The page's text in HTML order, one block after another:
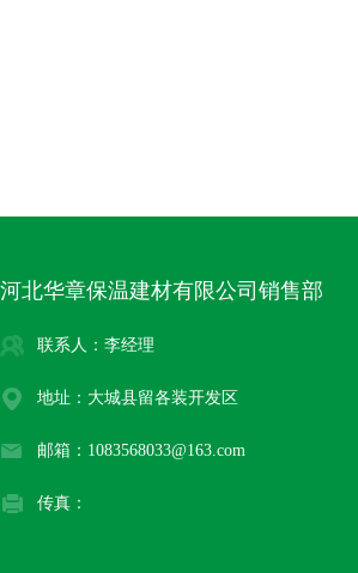
河北华章保温建材有限公司销售部
联系人：李经理
地址：大城县留各装开发区
邮箱：1083568033@163.com
传真：